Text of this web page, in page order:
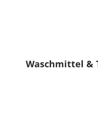
Waschmittel &